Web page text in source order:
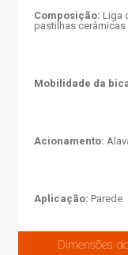
Composição: Liga
pastilhas
Mobilidade da
Acionamento:
Aplicação: Parede
Dimensões